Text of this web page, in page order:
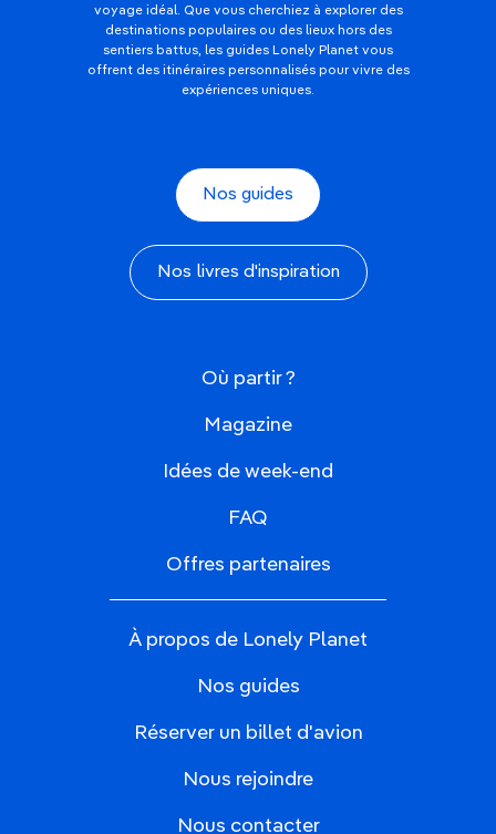
voyage idéal. Que vous cherchiez à explorer des
destinations populaires ou des lieux hors des
sentiers battus, les guides Lonely Planet vous
offrent des itinéraires personnalisés pour vivre des
expériences uniques.
Nos guides
Nos livres d'inspiration
Où partir ?
Magazine
Idées de week-end
FAQ
Offres partenaires
À propos de Lonely Planet
Nos guides
Réserver un billet d'avion
Nous rejoindre
Nous contacter